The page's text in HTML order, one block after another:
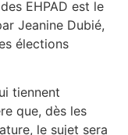
EHPAD est le
Jeanine Dubié,
élections
tiennent
que, dès les
le sujet sera